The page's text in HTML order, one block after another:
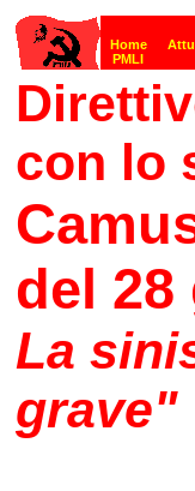
con lo
del
La
grave"